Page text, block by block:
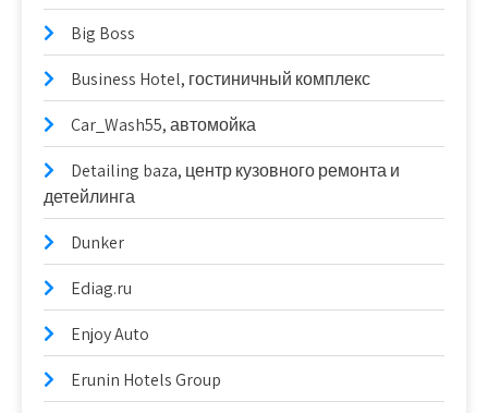
Big Boss
Business Hotel, гостиничный комплекс
Car_Wash55, автомойка
Detailing baza, центр кузовного ремонта и
детейлинга
Dunker
Ediag.ru
Enjoy Auto
Erunin Hotels Group